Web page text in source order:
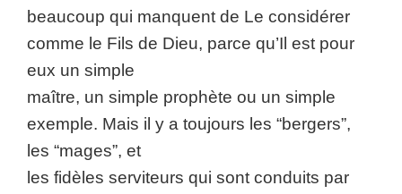
beaucoup qui manquent de Le considérer
comme le Fils de Dieu, parce qu’Il est pour
eux un simple
maître, un simple prophète ou un simple
exemple. Mais il y a toujours les “bergers”,
les “mages”, et
les fidèles serviteurs qui sont conduits par